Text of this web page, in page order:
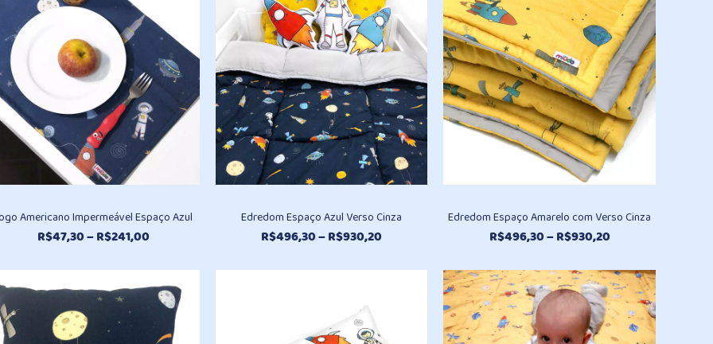
Americano Impermeável Espaço Azul
R$47,30–R$241,00Faixa
preço:
R$47,30
através
R$241,00
Edredom Espaço Azul Verso Cinza
R$496,30–R$930,20Faixa
preço:
Edredom Espaço Amarelo com Verso Cinza
R$496,30–R$930,20Faixa
preço:
R$496,30
através
R$930,20